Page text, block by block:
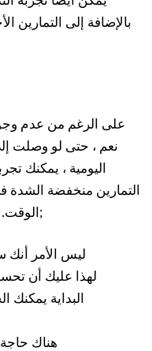
بالإضافة إلى التمارين
على الرغم من عدم وجود
نعم ، حتى لو وصلت
اليومية ، يمكنك
التمارين منخفضة الشدة
الوقت. اتبع هذه النصائح لمزيد من الفوائد ؛;
ليس الأمر أنك
لهذا عليك أن
هناك